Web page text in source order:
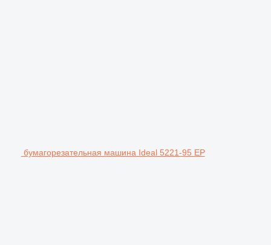
бумагорезательная машина Ideal 5221-95 EP